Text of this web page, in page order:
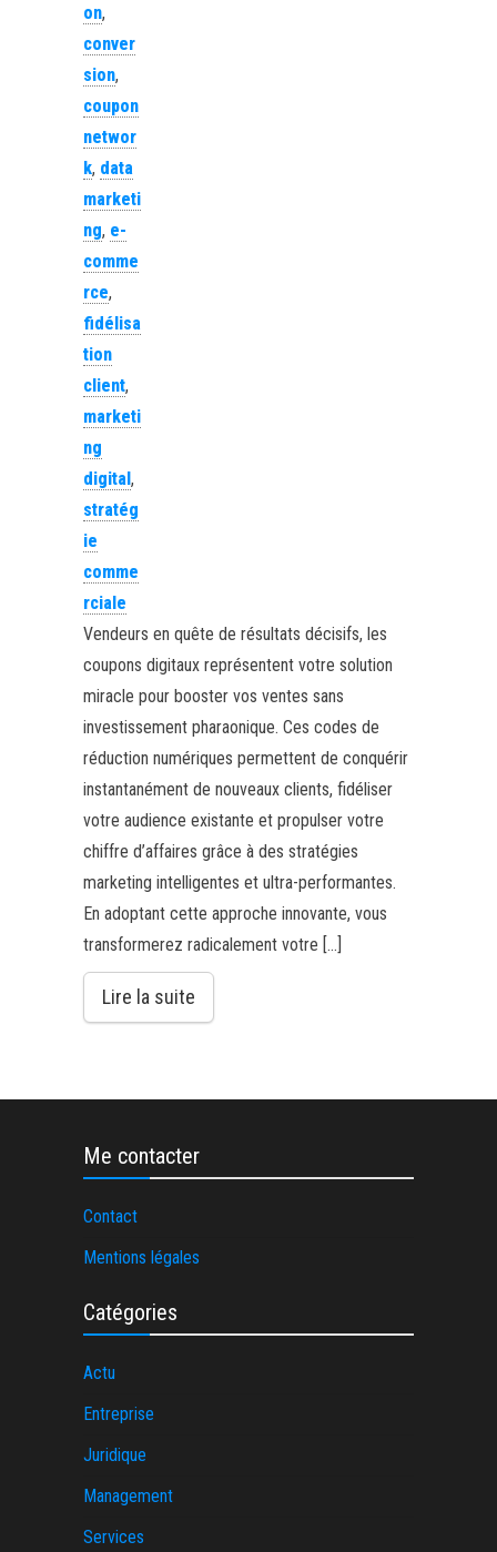
on,
conver
sion,
coupon
networ
k, data
marketi
ng, e-
comme
rce,
fidélisa
tion
client,
marketi
ng
digital,
stratég
ie
comme
rciale
Vendeurs en quête de résultats décisifs, les
coupons digitaux représentent votre solution
miracle pour booster vos ventes sans
investissement pharaonique. Ces codes de
réduction numériques permettent de conquérir
instantanément de nouveaux clients, fidéliser
votre audience existante et propulser votre
chiffre d’affaires grâce à des stratégies
marketing intelligentes et ultra-performantes.
En adoptant cette approche innovante, vous
transformerez radicalement votre […]
Lire la suite
Me contacter
Contact
Mentions légales
Catégories
Actu
Entreprise
Juridique
Management
Services